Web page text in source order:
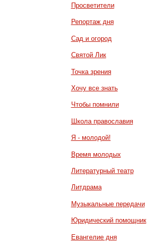
Просветители
Репортаж дня
Сад и огород
Святой Лик
Точка зрения
Хочу все знать
Чтобы помнили
Школа православия
Я - молодой!
Время молодых
Литературный театр
Литдрама
Музыкальные передачи
Юридический помощник
Евангелие дня